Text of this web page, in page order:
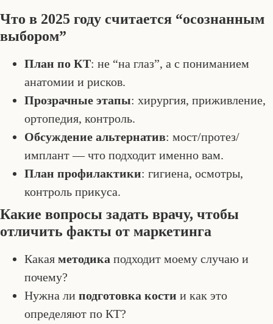
Что в 2025 году считается “осознанным
выбором”
План по КТ: не “на глаз”, а с пониманием
анатомии и рисков.
Прозрачные этапы: хирургия, приживление,
ортопедия, контроль.
Обсуждение альтернатив: мост/протез/
имплант — что подходит именно вам.
План профилактики: гигиена, осмотры,
контроль прикуса.
Какие вопросы задать врачу, чтобы
отличить факты от маркетинга
Какая методика подходит моему случаю и
почему?
Нужна ли подготовка кости и как это
определяют по КТ?